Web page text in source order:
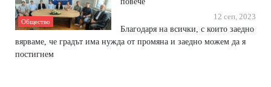
Общество
12 сеп, 2023
Благодаря на всички, с които заедно
вярваме, че градът има нужда от промяна и заедно можем да я
постигнем